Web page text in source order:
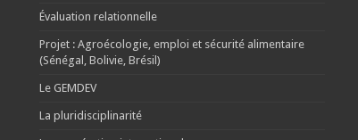
Évaluation relationnelle
Projet : Agroécologie, emploi et sécurité alimentaire
(Sénégal, Bolivie, Brésil)
Le GEMDEV
La pluridisciplinarité